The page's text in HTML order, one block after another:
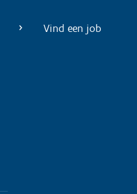
Vind een job